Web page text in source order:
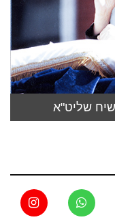
שליט"א